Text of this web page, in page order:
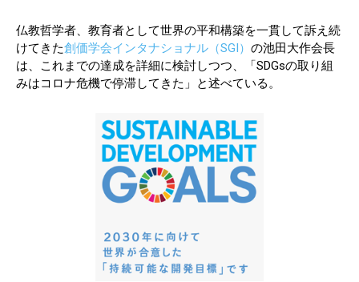
仏教哲学者、教育者として世界の平和構築を一貫して訴え続
けてきた創価学会インタナショナル（SGI） の池田大作会長
は、これまでの達成を詳細に検討しつつ、「SDGsの取り組
みはコロナ危機で停滞してきた」と述べている。